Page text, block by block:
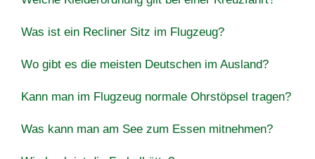
Was ist ein Recliner Sitz im Flugzeug?
Wo gibt es die meisten Deutschen im Ausland?
Kann man im Flugzeug normale Ohrstöpsel tragen?
Was kann man am See zum Essen mitnehmen?